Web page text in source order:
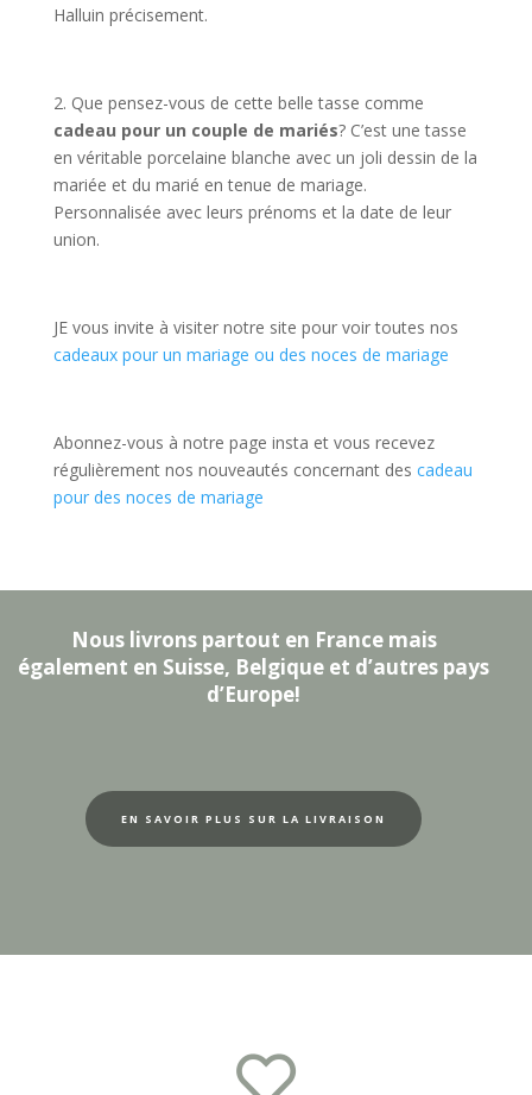
Halluin précisement.
2. Que pensez-vous de cette belle tasse comme
cadeau pour un couple de mariés? C’est une tasse
en véritable porcelaine blanche avec un joli dessin de la
mariée et du marié en tenue de mariage.
Personnalisée avec leurs prénoms et la date de leur
union.
JE vous invite à visiter notre site pour voir toutes nos
cadeaux pour un mariage ou des noces de mariage
Abonnez-vous à notre page insta et vous recevez
régulièrement nos nouveautés concernant des cadeau
pour des noces de mariage
Nous livrons partout en France mais
également en Suisse, Belgique et d’autres pays
d’Europe!
EN SAVOIR PLUS SUR LA LIVRAISON
